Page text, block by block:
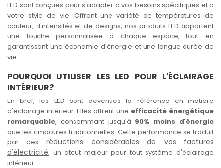
LED sont conçues pour s'adapter à vos besoins spécifiques et à
votre style de vie. Offrant une variété de températures de
couleur, d'intensités et de designs, nos produits LED apportent
une touche personnalisée à chaque espace, tout en
garantissant une économie d'énergie et une longue durée de
vie.
POURQUOI UTILISER LES LED POUR L'ÉCLAIRAGE
INTÉRIEUR?
En bref, les LED sont devenues la référence en matière
d'éclairage intérieur. Elles offrent une efficacité énergétique
remarquable, consommant jusqu'à 90% moins d'énergie
que les ampoules traditionnelles. Cette performance se traduit
par des réductions considérables de vos factures
d'électricité, un atout majeur pour tout système d'éclairage
intérieur.